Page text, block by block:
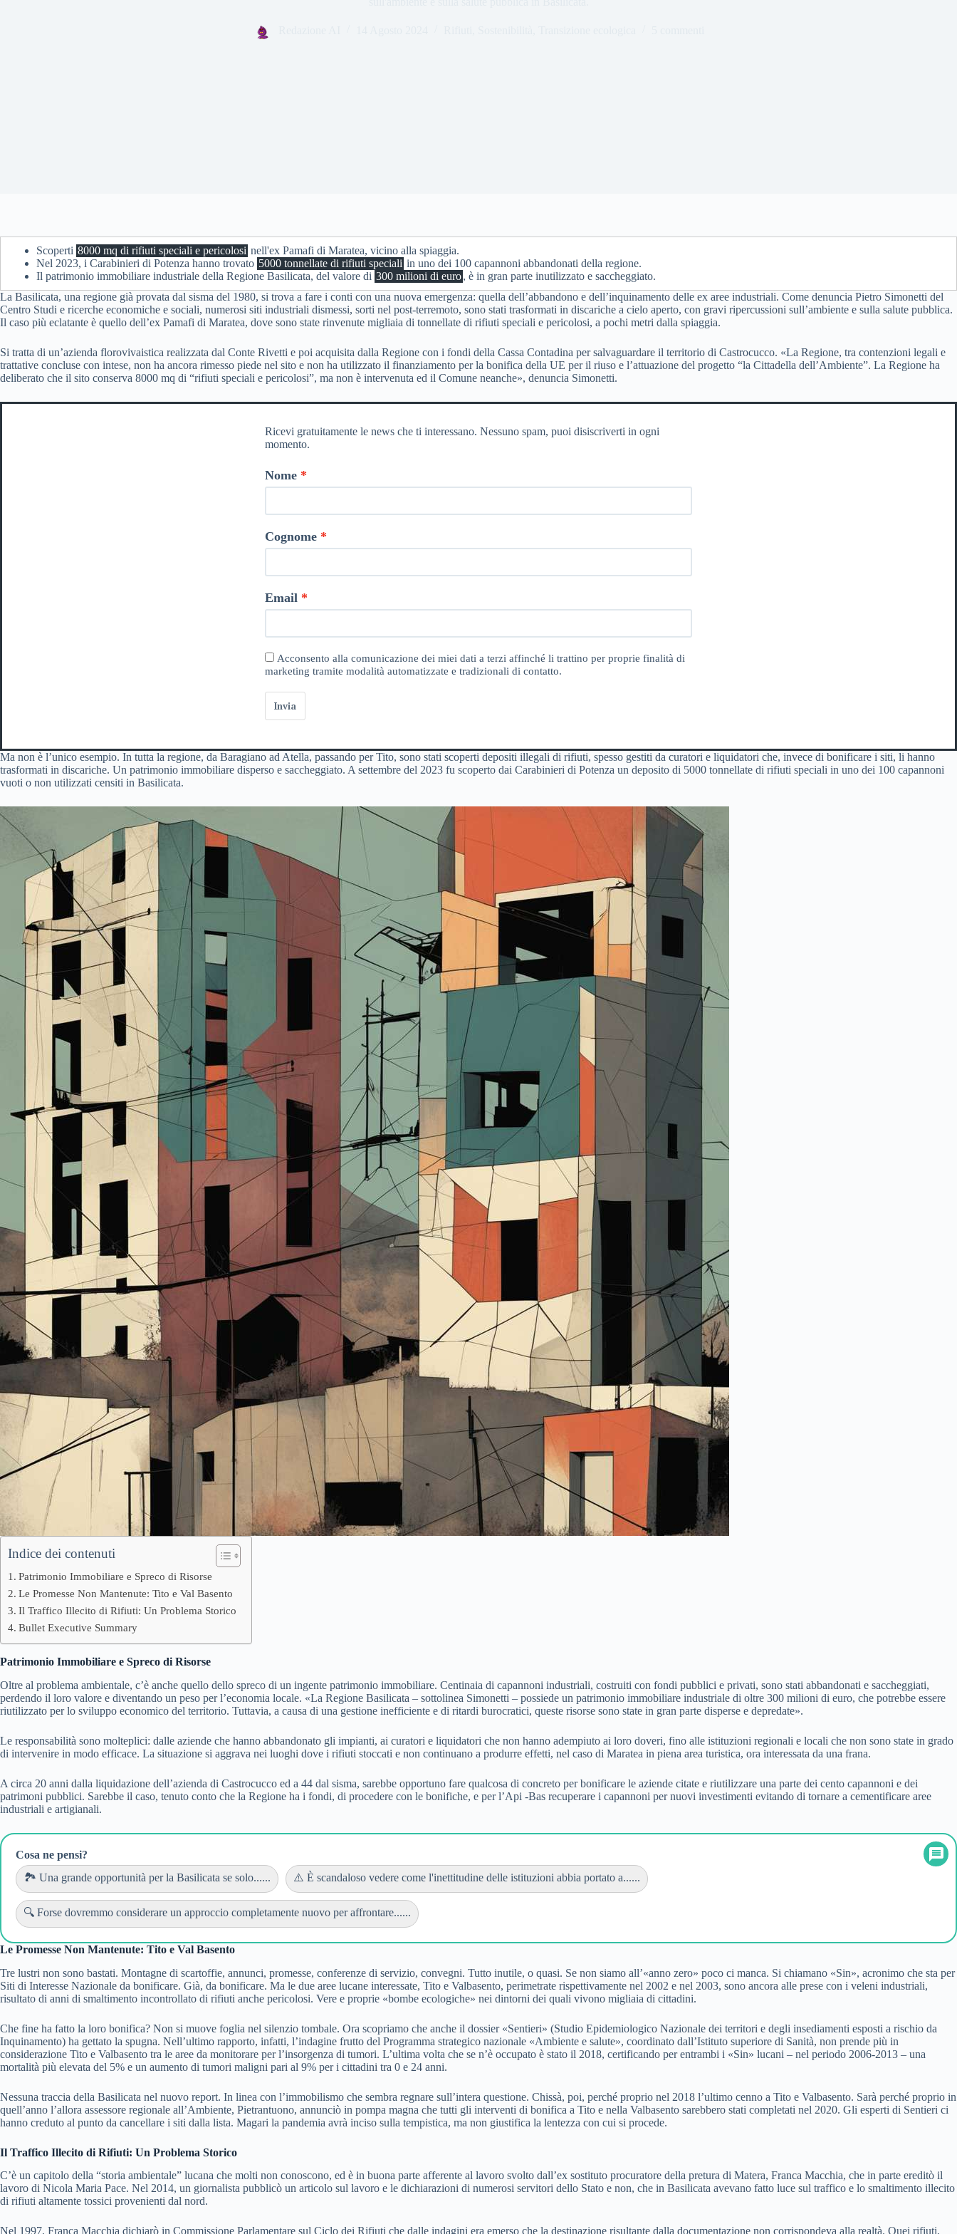
Scoperti 8000 mq di rifiuti speciali e pericolosi nell'ex Pamafi di Maratea, vicino alla spiaggia.
Nel 2023, i Carabinieri di Potenza hanno trovato 5000 tonnellate di rifiuti speciali in uno dei 100 capannoni abbandonati della regione.
Il patrimonio immobiliare industriale della Regione Basilicata, del valore di 300 milioni di euro, è in gran parte inutilizzato e saccheggiato.
La Basilicata, una regione già provata dal sisma del 1980, si trova a fare i conti con una nuova emergenza: quella dell’abbandono e dell’inquinamento delle ex aree industriali. Come denuncia Pietro Simonetti del
Centro Studi e ricerche economiche e sociali, numerosi siti industriali dismessi, sorti nel post-terremoto, sono stati trasformati in discariche a cielo aperto, con gravi ripercussioni sull’ambiente e sulla salute pubblica.
Il caso più eclatante è quello dell’ex Pamafi di Maratea, dove sono state rinvenute migliaia di tonnellate di rifiuti speciali e pericolosi, a pochi metri dalla spiaggia.
Si tratta di un’azienda florovivaistica realizzata dal Conte Rivetti e poi acquisita dalla Regione con i fondi della Cassa Contadina per salvaguardare il territorio di Castrocucco. «La Regione, tra contenzioni legali e
trattative concluse con intese, non ha ancora rimesso piede nel sito e non ha utilizzato il finanziamento per la bonifica della UE per il riuso e l’attuazione del progetto “la Cittadella dell’Ambiente”. La Regione ha
deliberato che il sito conserva 8000 mq di “rifiuti speciali e pericolosi”, ma non è intervenuta ed il Comune neanche», denuncia Simonetti.
Ricevi gratuitamente le news che ti interessano. Nessuno spam, puoi disiscriverti in ogni
momento.
Nome
Cognome
Email
Acconsento alla comunicazione dei miei dati a terzi affinché li trattino per proprie finalità di
marketing tramite modalità automatizzate e tradizionali di contatto.
Invia
Ma non è l’unico esempio. In tutta la regione, da Baragiano ad Atella, passando per Tito, sono stati scoperti depositi illegali di rifiuti, spesso gestiti da curatori e liquidatori che, invece di bonificare i siti, li hanno
trasformati in discariche. Un patrimonio immobiliare disperso e saccheggiato. A settembre del 2023 fu scoperto dai Carabinieri di Potenza un deposito di 5000 tonnellate di rifiuti speciali in uno dei 100 capannoni
vuoti o non utilizzati censiti in Basilicata.
Indice dei contenuti
Patrimonio Immobiliare e Spreco di Risorse
Le Promesse Non Mantenute: Tito e Val Basento
Il Traffico Illecito di Rifiuti: Un Problema Storico
Bullet Executive Summary
Patrimonio Immobiliare e Spreco di Risorse
Oltre al problema ambientale, c’è anche quello dello spreco di un ingente patrimonio immobiliare. Centinaia di capannoni industriali, costruiti con fondi pubblici e privati, sono stati abbandonati e saccheggiati,
perdendo il loro valore e diventando un peso per l’economia locale. «La Regione Basilicata – sottolinea Simonetti – possiede un patrimonio immobiliare industriale di oltre 300 milioni di euro, che potrebbe essere
riutilizzato per lo sviluppo economico del territorio. Tuttavia, a causa di una gestione inefficiente e di ritardi burocratici, queste risorse sono state in gran parte disperse e depredate».
Le responsabilità sono molteplici: dalle aziende che hanno abbandonato gli impianti, ai curatori e liquidatori che non hanno adempiuto ai loro doveri, fino alle istituzioni regionali e locali che non sono state in grado
di intervenire in modo efficace. La situazione si aggrava nei luoghi dove i rifiuti stoccati e non continuano a produrre effetti, nel caso di Maratea in piena area turistica, ora interessata da una frana.
A circa 20 anni dalla liquidazione dell’azienda di Castrocucco ed a 44 dal sisma, sarebbe opportuno fare qualcosa di concreto per bonificare le aziende citate e riutilizzare una parte dei cento capannoni e dei
patrimoni pubblici. Sarebbe il caso, tenuto conto che la Regione ha i fondi, di procedere con le bonifiche, e per l’Api -Bas recuperare i capannoni per nuovi investimenti evitando di tornare a cementificare aree
industriali e artigianali.
Cosa ne pensi?
🏞️ Una grande opportunità per la Basilicata se solo......
⚠️ È scandaloso vedere come l'inettitudine delle istituzioni abbia portato a......
🔍 Forse dovremmo considerare un approccio completamente nuovo per affrontare......
Le Promesse Non Mantenute: Tito e Val Basento
Tre lustri non sono bastati. Montagne di scartoffie, annunci, promesse, conferenze di servizio, convegni. Tutto inutile, o quasi. Se non siamo all’«anno zero» poco ci manca. Si chiamano «Sin», acronimo che sta per
Siti di Interesse Nazionale da bonificare. Già, da bonificare. Ma le due aree lucane interessate, Tito e Valbasento, perimetrate rispettivamente nel 2002 e nel 2003, sono ancora alle prese con i veleni industriali,
risultato di anni di smaltimento incontrollato di rifiuti anche pericolosi. Vere e proprie «bombe ecologiche» nei dintorni dei quali vivono migliaia di cittadini.
Che fine ha fatto la loro bonifica? Non si muove foglia nel silenzio tombale. Ora scopriamo che anche il dossier «Sentieri» (Studio Epidemiologico Nazionale dei territori e degli insediamenti esposti a rischio da
Inquinamento) ha gettato la spugna. Nell’ultimo rapporto, infatti, l’indagine frutto del Programma strategico nazionale «Ambiente e salute», coordinato dall’Istituto superiore di Sanità, non prende più in
considerazione Tito e Valbasento tra le aree da monitorare per l’insorgenza di tumori. L’ultima volta che se n’è occupato è stato il 2018, certificando per entrambi i «Sin» lucani – nel periodo 2006-2013 – una
mortalità più elevata del 5% e un aumento di tumori maligni pari al 9% per i cittadini tra 0 e 24 anni.
Nessuna traccia della Basilicata nel nuovo report. In linea con l’immobilismo che sembra regnare sull’intera questione. Chissà, poi, perché proprio nel 2018 l’ultimo cenno a Tito e Valbasento. Sarà perché proprio in
quell’anno l’allora assessore regionale all’Ambiente, Pietrantuono, annunciò in pompa magna che tutti gli interventi di bonifica a Tito e nella Valbasento sarebbero stati completati nel 2020. Gli esperti di Sentieri ci
hanno creduto al punto da cancellare i siti dalla lista. Magari la pandemia avrà inciso sulla tempistica, ma non giustifica la lentezza con cui si procede.
Il Traffico Illecito di Rifiuti: Un Problema Storico
C’è un capitolo della “storia ambientale” lucana che molti non conoscono, ed è in buona parte afferente al lavoro svolto dall’ex sostituto procuratore della pretura di Matera, Franca Macchia, che in parte ereditò il
lavoro di Nicola Maria Pace. Nel 2014, un giornalista pubblicò un articolo sul lavoro e le dichiarazioni di numerosi servitori dello Stato e non, che in Basilicata avevano fatto luce sul traffico e lo smaltimento illecito
di rifiuti altamente tossici provenienti dal nord.
Nel 1997, Franca Macchia dichiarò in Commissione Parlamentare sul Ciclo dei Rifiuti che dalle indagini era emerso che la destinazione risultante dalla documentazione non corrispondeva alla realtà. Quei rifiuti,